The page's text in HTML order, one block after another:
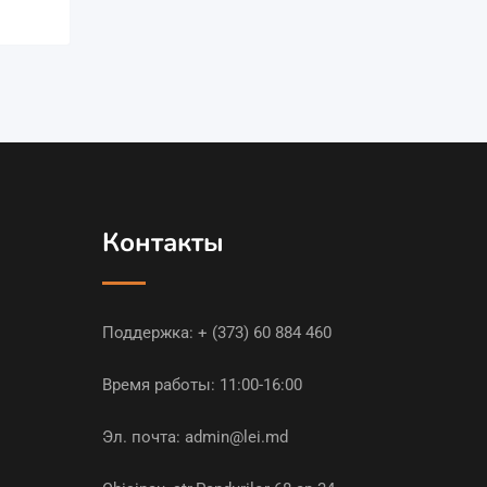
Контакты
Поддержка: + (373) 60 884 460
Время работы: 11:00-16:00
Эл. почта: admin@lei.md